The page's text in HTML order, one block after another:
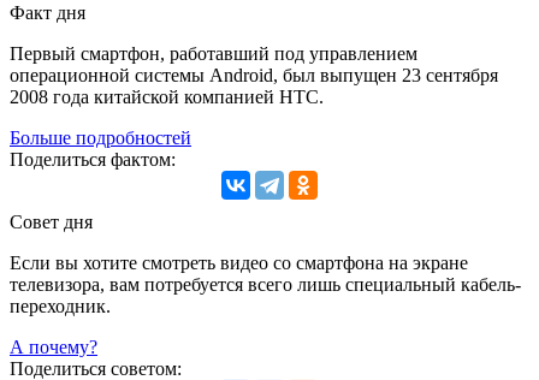
Факт дня
Первый смартфон, работавший под управлением
операционной системы Android, был выпущен 23 сентября
2008 года китайской компанией HTC.
Больше подробностей
Поделиться фактом:
Совет дня
Если вы хотите смотреть видео со смартфона на экране
телевизора, вам потребуется всего лишь специальный кабель-
переходник.
А почему?
Поделиться советом: